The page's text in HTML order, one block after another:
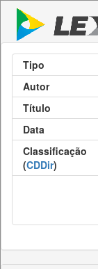
Tipo
Autor
Título
Data
Classificação
(CDDir)